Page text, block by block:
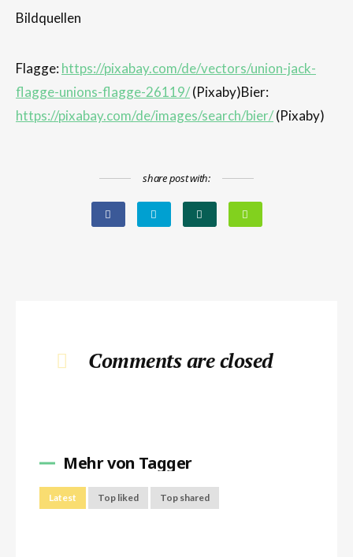
Bildquellen
Flagge:https://pixabay.com/de/vectors/union-jack-
flagge-unions-flagge-26119/(Pixaby)Bier:
https://pixabay.com/de/images/search/bier/(Pixaby)
share post with:
Comments are closed
Mehr von Tagger
Latest Top liked Top shared